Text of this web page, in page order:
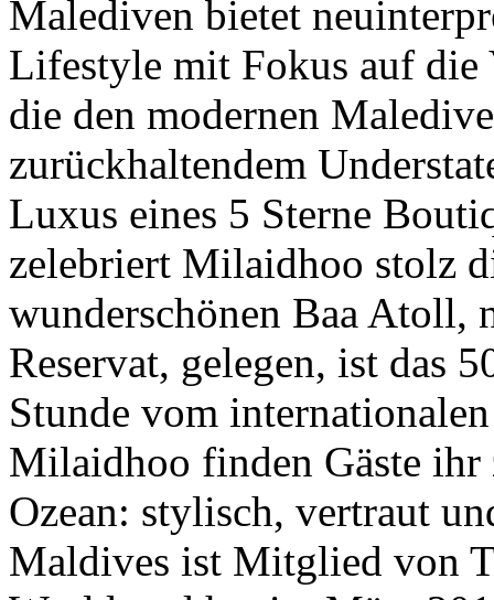
Malediven bietet
Lifestyle mit Fokus auf die
die den modernen
zurückhaltendem
Luxus eines 5 Sterne
zelebriert Milaidhoo stolz
wunderschönen Baa Atoll,
Reservat, gelegen, ist das
Stunde vom
Milaidhoo finden Gäste ihr
Ozean: stylisch, vertraut
Maldives ist Mitglied von